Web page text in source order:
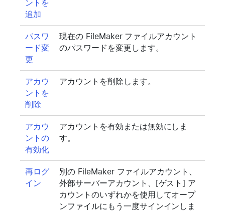
ントを
追加
パスワ
ード変
更
現在の FileMaker ファイルアカウント
のパスワードを変更します。
アカウ
ントを
削除
アカウントを削除します。
アカウ
ントの
有効化
アカウントを有効または無効にしま
す。
再ログ
イン
別の FileMaker ファイルアカウント、
外部サーバーアカウント、[ゲスト] ア
カウントのいずれかを使用してオープ
ンファイルにもう一度サインインしま